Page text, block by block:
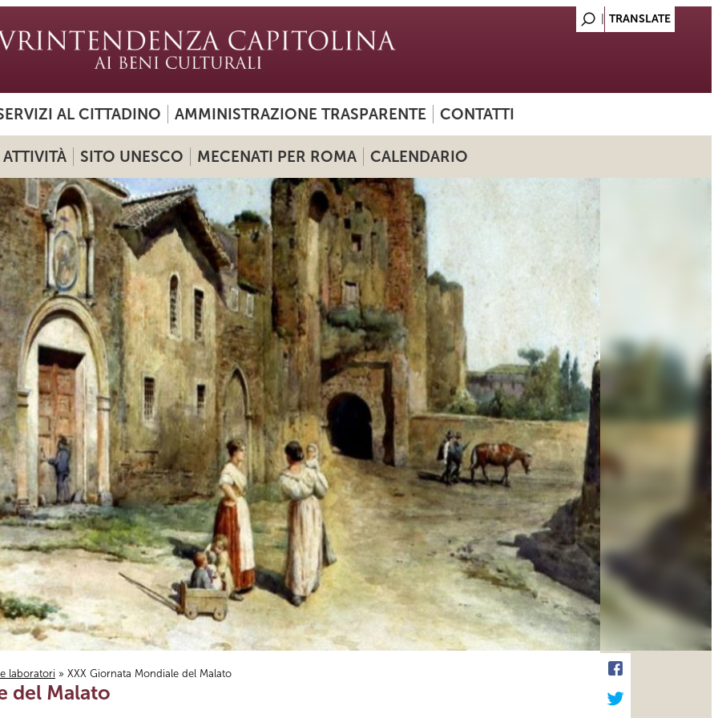
AL CITTADINO AMMINISTRAZIONE TRASPARENTE CONTATTI
ATTIVITÀ SITO UNESCO MECENATI PER ROMA CALENDARIO
laboratori » XXX Giornata Mondiale del Malato
del Malato